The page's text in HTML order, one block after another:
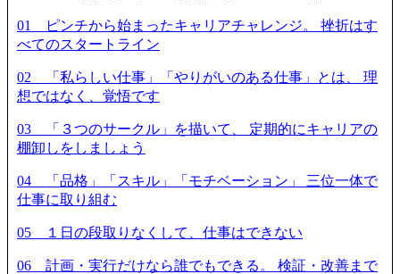
01 ピンチから始まったキャリアチャレンジ。 挫折はす
べてのスタートライン
02 「私らしい仕事」「やりがいのある仕事」とは、 理
想ではなく、覚悟です
03 「３つのサークル」を描いて、 定期的にキャリアの
棚卸しをしましょう
04 「品格」「スキル」「モチベーション」 三位一体で
仕事に取り組む
05 １日の段取りなくして、仕事はできない
06 計画・実行だけなら誰でもできる。 検証・改善まで